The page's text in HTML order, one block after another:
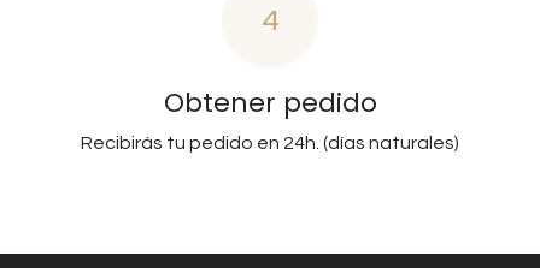
4
Obtener pedido
Recibirás tu pedido en 24h. (días naturales)